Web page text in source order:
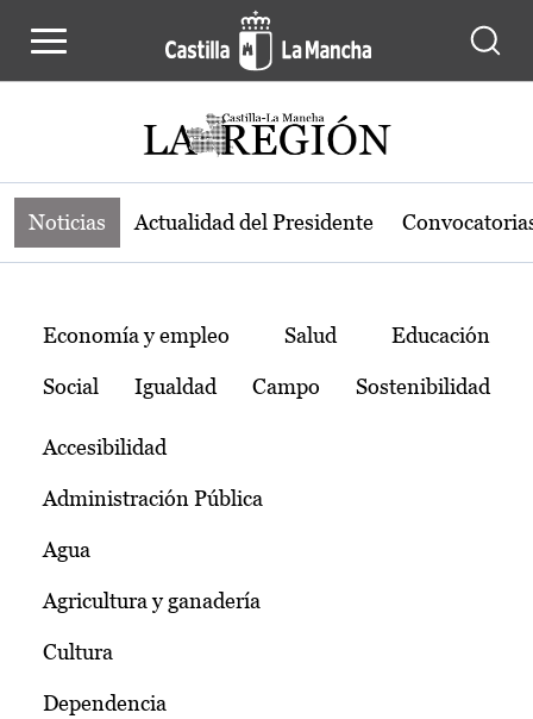
Noticias de la región de Castilla-La
Noticias Actualidad del Presidente
Temas
Economía y empleo Salud Educación
Social Igualdad Campo Sostenibilidad
Accesibilidad
Administración Pública
Agua
Agricultura y ganadería
Cultura
Dependencia